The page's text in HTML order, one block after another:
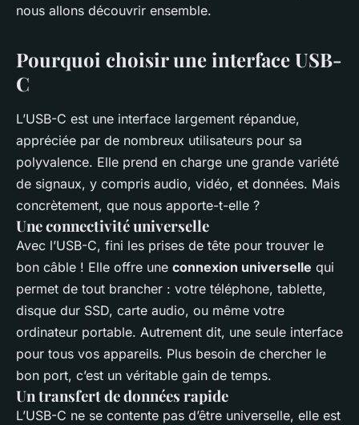
nous allons découvrir ensemble.
Pourquoi choisir une interface USB-
C
L’USB-C est une interface largement répandue,
appréciée par de nombreux utilisateurs pour sa
polyvalence. Elle prend en charge une grande variété
de signaux, y compris audio, vidéo, et données. Mais
concrètement, que nous apporte-t-elle ?
Une connectivité universelle
Avec l’USB-C, fini les prises de tête pour trouver le
bon câble ! Elle offre une connexion universelle qui
permet de tout brancher : votre téléphone, tablette,
disque dur SSD, carte audio, ou même votre
ordinateur portable. Autrement dit, une seule interface
pour tous vos appareils. Plus besoin de chercher le
bon port, c’est un véritable gain de temps.
Un transfert de données rapide
L’USB-C ne se contente pas d’être universelle, elle est